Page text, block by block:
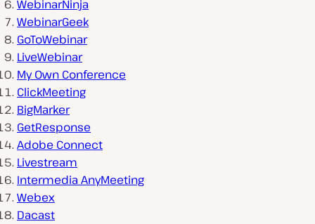
WebinarNinja
WebinarGeek
GoToWebinar
LiveWebinar
My Own Conference
ClickMeeting
BigMarker
GetResponse
Adobe Connect
Livestream
Intermedia AnyMeeting
Webex
Dacast